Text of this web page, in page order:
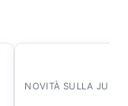
NOVITÀ SULLA